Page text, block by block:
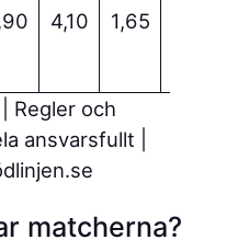
4,10 1,65
Regler och
ansvarsfullt |
matcherna?